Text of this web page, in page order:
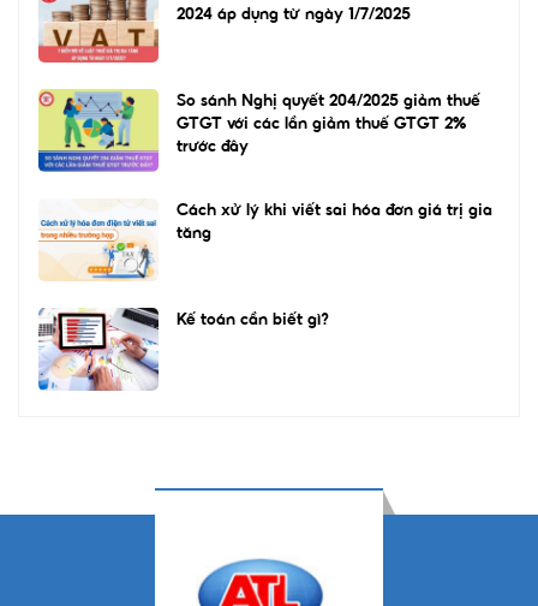
2024 áp dụng từ ngày 1/7/2025
So sánh Nghị quyết 204/2025 giảm thuế
GTGT với các lần giảm thuế GTGT 2%
trước đây
Cách xử lý khi viết sai hóa đơn giá trị gia
tăng
Kế toán cần biết gì?